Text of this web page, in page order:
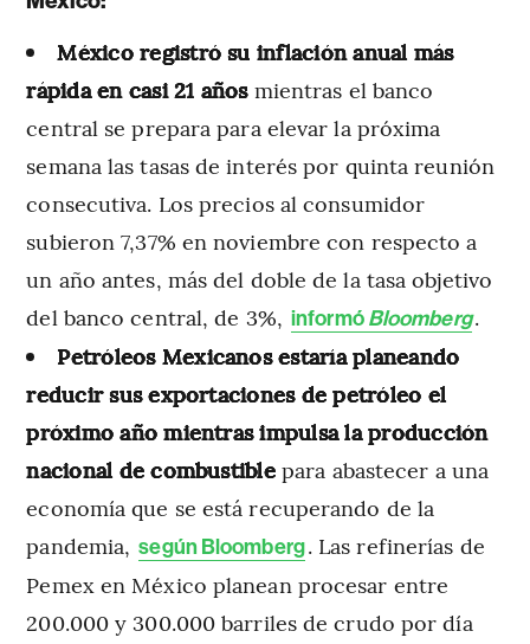
México registró su inflación anual más
rápida en casi 21 añosmientras el banco
central se prepara para elevar la próxima
semana las tasas de interés por quinta reunión
consecutiva. Los precios al consumidor
subieron 7,37% en noviembre con respecto a
un año antes, más del doble de la tasa objetivo
del banco central, de 3%, informóBloomberg.
Petróleos Mexicanos estaría planeando
reducir sus exportaciones de petróleo el
próximo año mientras impulsa la producción
nacional de combustiblepara abastecer a una
economía que se está recuperando de la
pandemia, según Bloomberg. Las refinerías de
Pemex en México planean procesar entre
200.000 y 300.000 barriles de crudo por día